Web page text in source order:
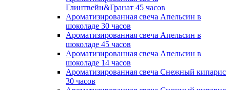
Глинтвейн&Гранат 45 часов
Ароматизированная свеча Апельсин в
шоколаде 30 часов
Ароматизированная свеча Апельсин в
шоколаде 45 часов
Ароматизированная свеча Апельсин в
шоколаде 14 часов
Ароматизированная свеча Снежный кипарис
30 часов